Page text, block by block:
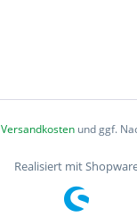
Versandkostenund ggf.
Realisiert mit